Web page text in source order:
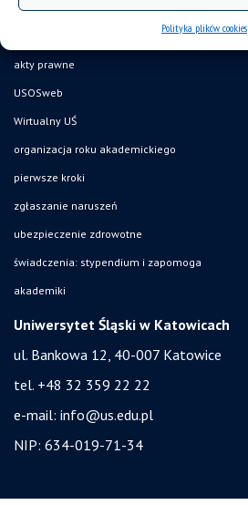
Polityka plików cookies
mapa strony
akty prawne
USOSweb
Wirtualny UŚ
organizacja roku akademickiego
pierwsze kroki
zgłaszanie naruszeń
ubezpieczenie zdrowotne
świadczenia: stypendium i zapomoga
akademiki
Uniwersytet Śląski w Katowicach
ul. Bankowa 12, 40-007 Katowice
tel. +48 32 359 22 22
e-mail: info@us.edu.pl
NIP: 634-019-71-34